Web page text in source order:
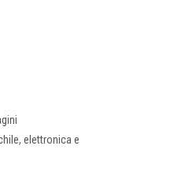
elettronica e